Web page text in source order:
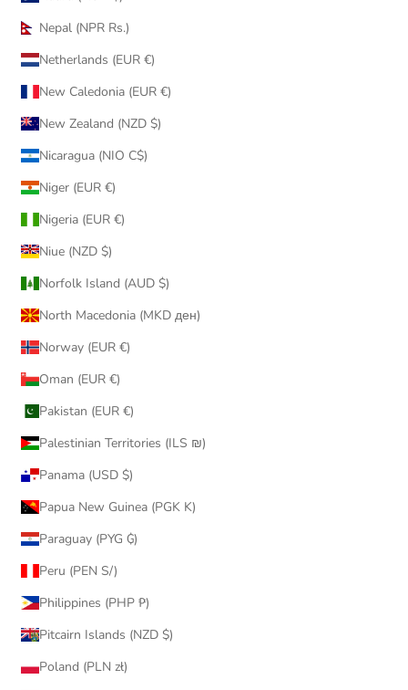
Nepal (NPR Rs.)
Netherlands (EUR €)
New Caledonia (EUR €)
New Zealand (NZD $)
Nicaragua (NIO C$)
Niger (EUR €)
Nigeria (EUR €)
Niue (NZD $)
Norfolk Island (AUD $)
North Macedonia (MKD ден)
Norway (EUR €)
Oman (EUR €)
Pakistan (EUR €)
Palestinian Territories (ILS ₪)
Panama (USD $)
Papua New Guinea (PGK K)
Paraguay (PYG ₲)
Peru (PEN S/)
Philippines (PHP ₱)
Pitcairn Islands (NZD $)
Poland (PLN zł)